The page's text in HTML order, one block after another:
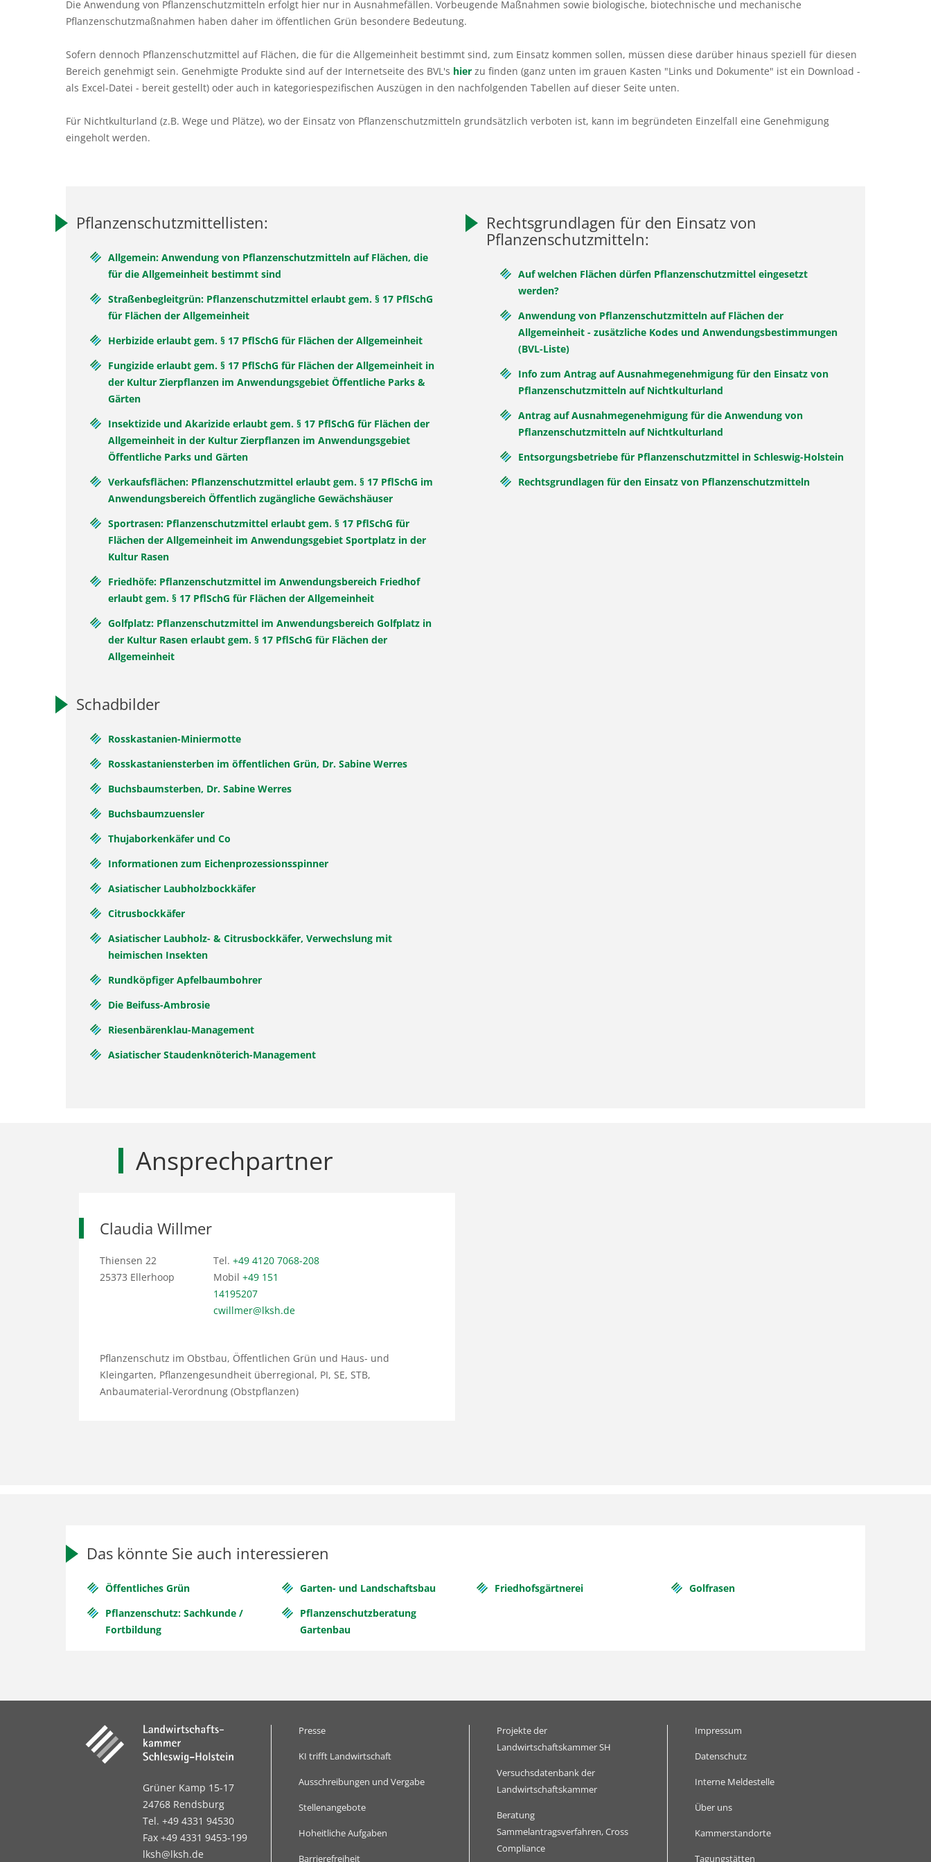
Die Anwendung von Pflanzenschutzmitteln erfolgt hier nur in Ausnahmefällen. Vorbeugende Maßnahmen sowie biologische, biotechnische und mechanische
Pflanzenschutzmaßnahmen haben daher im öffentlichen Grün besondere Bedeutung.
Sofern dennoch Pflanzenschutzmittel auf Flächen, die für die Allgemeinheit bestimmt sind, zum Einsatz kommen sollen, müssen diese darüber hinaus speziell für diesen
Bereich genehmigt sein. Genehmigte Produkte sind auf der Internetseite des BVL's hier zu finden (ganz unten im grauen Kasten "Links und Dokumente" ist ein Download -
als Excel-Datei - bereit gestellt) oder auch in kategoriespezifischen Auszügen in den nachfolgenden Tabellen auf dieser Seite unten.
Für Nichtkulturland (z.B. Wege und Plätze), wo der Einsatz von Pflanzenschutzmitteln grundsätzlich verboten ist, kann im begründeten Einzelfall eine Genehmigung
eingeholt werden.
Pflanzenschutzmittellisten:
Allgemein: Anwendung von Pflanzenschutzmitteln auf Flächen, die
für die Allgemeinheit bestimmt sind
Straßenbegleitgrün: Pflanzenschutzmittel erlaubt gem. § 17 PflSchG
für Flächen der Allgemeinheit
Herbizide erlaubt gem. § 17 PflSchG für Flächen der Allgemeinheit
Fungizide erlaubt gem. § 17 PflSchG für Flächen der Allgemeinheit in
der Kultur Zierpflanzen im Anwendungsgebiet Öffentliche Parks &
Gärten
Insektizide und Akarizide erlaubt gem. § 17 PflSchG für Flächen der
Allgemeinheit in der Kultur Zierpflanzen im Anwendungsgebiet
Öffentliche Parks und Gärten
Verkaufsflächen: Pflanzenschutzmittel erlaubt gem. § 17 PflSchG im
Anwendungsbereich Öffentlich zugängliche Gewächshäuser
Sportrasen: Pflanzenschutzmittel erlaubt gem. § 17 PflSchG für
Flächen der Allgemeinheit im Anwendungsgebiet Sportplatz in der
Kultur Rasen
Friedhöfe: Pflanzenschutzmittel im Anwendungsbereich Friedhof
erlaubt gem. § 17 PflSchG für Flächen der Allgemeinheit
Golfplatz: Pflanzenschutzmittel im Anwendungsbereich Golfplatz in
der Kultur Rasen erlaubt gem. § 17 PflSchG für Flächen der
Allgemeinheit
Rechtsgrundlagen für den Einsatz von
Pflanzenschutzmitteln:
Auf welchen Flächen dürfen Pflanzenschutzmittel eingesetzt
werden?
Anwendung von Pflanzenschutzmitteln auf Flächen der
Allgemeinheit - zusätzliche Kodes und Anwendungsbestimmungen
(BVL-Liste)
Info zum Antrag auf Ausnahmegenehmigung für den Einsatz von
Pflanzenschutzmitteln auf Nichtkulturland
Antrag auf Ausnahmegenehmigung für die Anwendung von
Pflanzenschutzmitteln auf Nichtkulturland
Entsorgungsbetriebe für Pflanzenschutzmittel in Schleswig-Holstein
Rechtsgrundlagen für den Einsatz von Pflanzenschutzmitteln
Schadbilder
Rosskastanien-Miniermotte
Rosskastaniensterben im öffentlichen Grün, Dr. Sabine Werres
Buchsbaumsterben, Dr. Sabine Werres
Buchsbaumzuensler
Thujaborkenkäfer und Co
Informationen zum Eichenprozessionsspinner
Asiatischer Laubholzbockkäfer
Citrusbockkäfer
Asiatischer Laubholz- & Citrusbockkäfer, Verwechslung mit
heimischen Insekten
Rundköpfiger Apfelbaumbohrer
Die Beifuss-Ambrosie
Riesenbärenklau-Management
Asiatischer Staudenknöterich-Management
Ansprechpartner
Claudia Willmer
Thiensen 22
25373 Ellerhoop
Tel. +49 4120 7068-208
Mobil +49 151
14195207
cwillmer@lksh.de
Pflanzenschutz im Obstbau, Öffentlichen Grün und Haus- und
Kleingarten, Pflanzengesundheit überregional, PI, SE, STB,
Anbaumaterial-Verordnung (Obstpflanzen)
Das könnte Sie auch interessieren
Öffentliches Grün Garten- und Landschaftsbau Friedhofsgärtnerei
Golfrasen
Pflanzenschutz: Sachkunde /
Fortbildung
Pflanzenschutzberatung
Gartenbau
Grüner Kamp 15-17
24768 Rendsburg
Tel. +49 4331 94530
Fax +49 4331 9453-199
lksh@lksh.de
Presse
KI trifft Landwirtschaft
Ausschreibungen und Vergabe
Stellenangebote
Hoheitliche Aufgaben
Barrierefreiheit
Projekte der
Landwirtschaftskammer SH
Versuchsdatenbank der
Landwirtschaftskammer
Beratung
Sammelantragsverfahren, Cross
Compliance
Impressum
Datenschutz
Interne Meldestelle
Über uns
Kammerstandorte
Tagungstätten